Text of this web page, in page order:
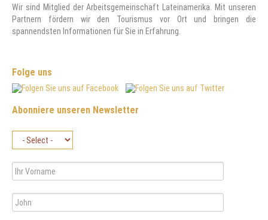
Wir sind Mitglied der Arbeitsgemeinschaft Lateinamerika. Mit unseren
Partnern fördern wir den Tourismus vor Ort und bringen die
spannendsten Informationen für Sie in Erfahrung.
Folge uns
Abonniere unseren Newsletter